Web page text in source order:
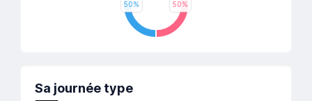
Sa journée type